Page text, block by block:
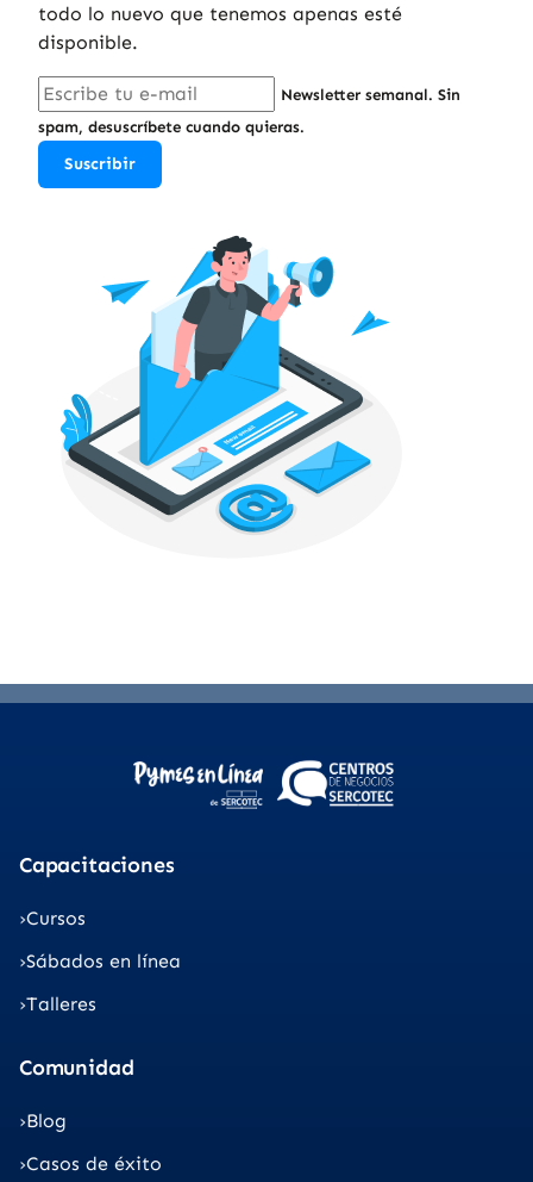
todo lo nuevo que tenemos apenas esté
disponible.
Newsletter semanal. Sin
spam, desuscríbete cuando quieras.
Suscribir
Capacitaciones
Cursos
Sábados en línea
Talleres
Comunidad
Blog
Casos de éxito